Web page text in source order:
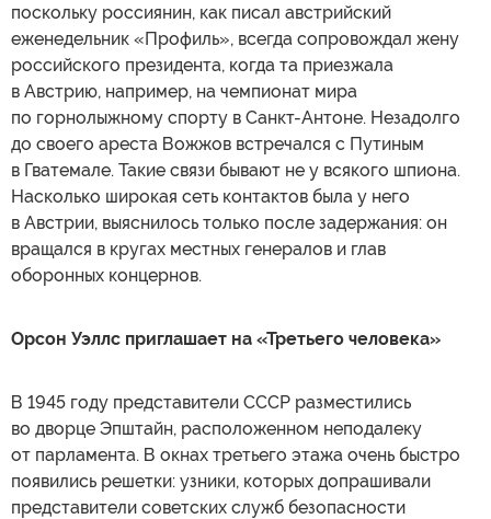
поскольку россиянин, как писал австрийский
еженедельник «Профиль», всегда сопровождал жену
российского президента, когда та приезжала
в Австрию, например, на чемпионат мира
по горнолыжному спорту в Санкт-Антоне. Незадолго
до своего ареста Вожжов встречался с Путиным
в Гватемале. Такие связи бывают не у всякого шпиона.
Насколько широкая сеть контактов была у него
в Австрии, выяснилось только после задержания: он
вращался в кругах местных генералов и глав
оборонных концернов.
Орсон Уэллс приглашает на «Третьего человека»
В 1945 году представители СССР разместились
во дворце Эпштайн, расположенном неподалеку
от парламента. В окнах третьего этажа очень быстро
появились решетки: узники, которых допрашивали
представители советских служб безопасности